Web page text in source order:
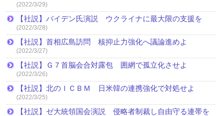
(2022/3/29)
【社説】バイデン氏演説 ウクライナに最大限の支援を
(2022/3/28)
【社説】首相広島訪問 核抑止力強化へ議論進めよ
(2022/3/27)
【社説】Ｇ７首脳会合対露包 囲網で孤立化させよ
(2022/3/26)
【社説】北のＩＣＢＭ 日米韓の連携強化で対処せよ
(2022/3/25)
【社説】ゼ大統領国会演説 侵略者制裁し自由守る連帯を